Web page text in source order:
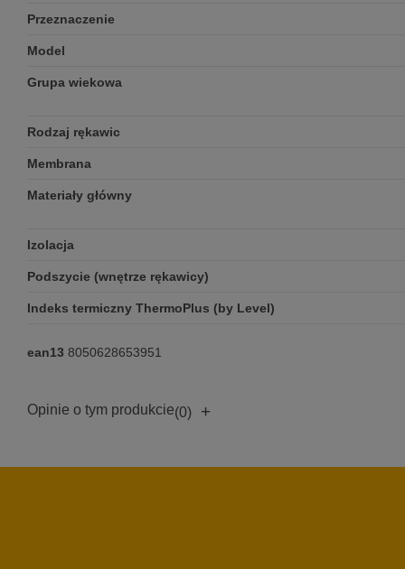
Przeznaczenie
Model
Grupa wiekowa
Rodzaj rękawic
Membrana
Materiały główny
Izolacja
Podszycie (wnętrze rękawicy)
Indeks termiczny ThermoPlus (by Level)
ean13 8050628653951
Opinie o tym produkcie(0) +